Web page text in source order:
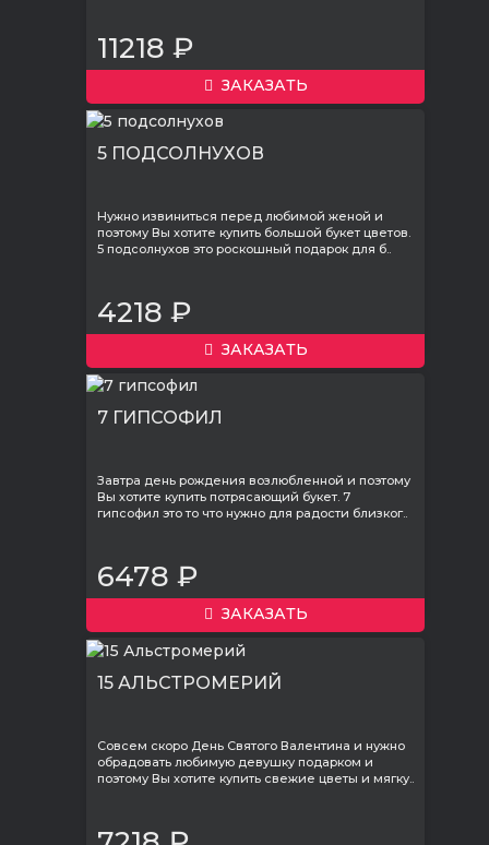
11218 ₽
ЗАКАЗАТЬ
5 ПОДСОЛНУХОВ
Нужно извиниться перед любимой женой и
поэтому Вы хотите купить большой букет цветов.
5 подсолнухов это роскошный подарок для б..
4218 ₽
ЗАКАЗАТЬ
7 ГИПСОФИЛ
Завтра день рождения возлюбленной и поэтому
Вы хотите купить потрясающий букет. 7
гипсофил это то что нужно для радости близког..
6478 ₽
ЗАКАЗАТЬ
15 АЛЬСТРОМЕРИЙ
Совсем скоро День Святого Валентина и нужно
обрадовать любимую девушку подарком и
поэтому Вы хотите купить свежие цветы и мягку..